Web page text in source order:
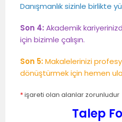
Danışmanlık sizinle birlikte
Son 4: Akademik
için bizimle çalışın.
Son 5:Makalelerinizi
dönüştürmek için hemen
*işareti olan alanlar zorunludur
Talep